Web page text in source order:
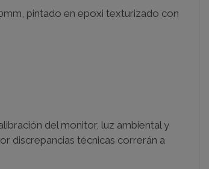
pintado en epoxi texturizado con
del monitor, luz ambiental y
discrepancias técnicas correrán a